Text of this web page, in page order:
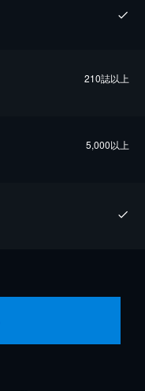
210誌以上
5,000以上